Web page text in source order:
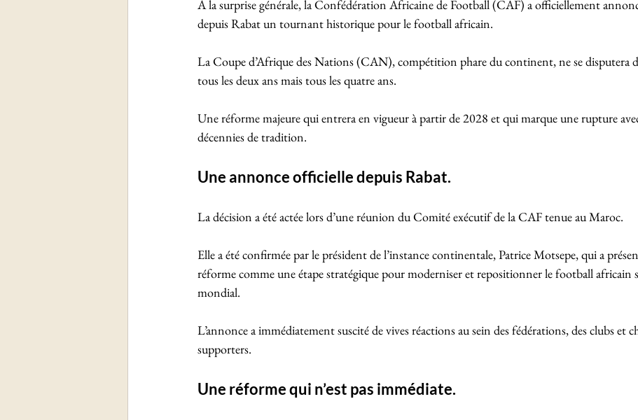
À la surprise générale, la Confédération Africaine de Football (CAF) a officiellement
depuis Rabat un tournant historique pour le football africain.
La Coupe d’Afrique des Nations (CAN), compétition phare du continent, ne se disputera
tous les deux ans mais tous les quatre ans.
Une réforme majeure qui entrera en vigueur à partir de 2028 et qui marque une rupture
décennies de tradition.
Une annonce officielle depuis Rabat.
La décision a été actée lors d’une réunion du Comité exécutif de la CAF tenue au Maroc.
Elle a été confirmée par le président de l’instance continentale, Patrice Motsepe, qui a
réforme comme une étape stratégique pour moderniser et repositionner le football africain
mondial.
L’annonce a immédiatement suscité de vives réactions au sein des fédérations, des clubs et
supporters.
Une réforme qui n’est pas immédiate.